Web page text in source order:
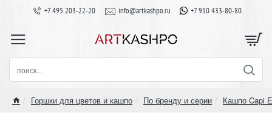
+7 495 203-22-20 info@artkashpo.ru +7 910 433-80-80
поиск...
Горшки для цветов и кашпо По бренду и серии Кашпо Capi